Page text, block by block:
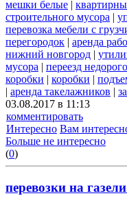
мешки белые |
строительного мусора |
перевозка мебели с
перегородок | аренда
нижний новгород |
мусора | переезд недорого
коробки | коробки |
| аренда такелажников |
03.08.2017 в 11:13
комментировать
Интересно Вам
Больше не интересно
(0)
перевозки на